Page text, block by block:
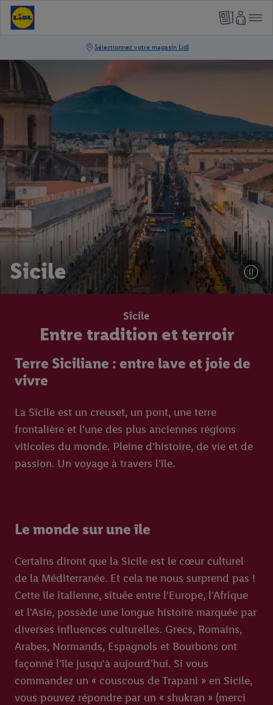
Sicile
Sicile
Entre tradition et terroir
Terre Siciliane : entre lave et joie de
vivre
La Sicile est un creuset, un pont, une terre
frontalière et l'une des plus anciennes régions
viticoles du monde. Pleine d'histoire, de vie et de
passion. Un voyage à travers l'île.
Le monde sur une île
Certains diront que la Sicile est le cœur culturel
de la Méditerranée. Et cela ne nous surprend pas !
Cette île italienne, située entre l'Europe, l'Afrique
et l'Asie, possède une longue histoire marquée par
diverses influences culturelles. Grecs, Romains,
Arabes, Normands, Espagnols et Bourbons ont
façonné l'île jusqu'à aujourd'hui. Si vous
commandez un « couscous de Trapani » en Sicile,
vous pouvez répondre par un « shukran » (merci